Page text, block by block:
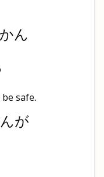
ん
safe.
が